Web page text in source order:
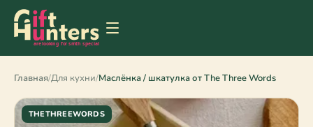
Главная/Для кухни/Маслёнка / шкатулка от The Three Words
THETHREEWORDS